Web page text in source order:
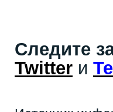
Следите
Twitter и